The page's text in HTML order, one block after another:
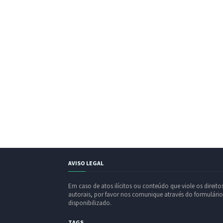
AVISO LEGAL
Em caso de atos ilícitos ou conteúdo que viole os
autorais, por favor nos comunique através do formulário
disponibilizado.